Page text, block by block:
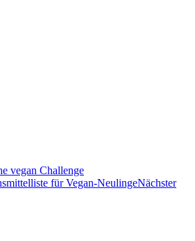
vegan Challenge
für Vegan-NeulingeNächster